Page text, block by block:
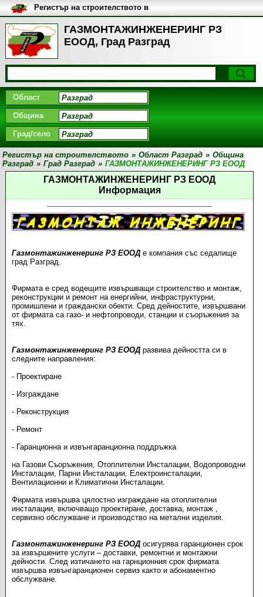
ГАЗМОНТАЖИНЖЕНЕРИНГ РЗ
ЕООД, Град Разград
Регистър на строителството в
България
Област
Община
Град/село
Регистър на строителството » Област Разград » Община
Разград » Град Разград » ГАЗМОНТАЖИНЖЕНЕРИНГ РЗ ЕООД
ГАЗМОНТАЖИНЖЕНЕРИНГ РЗ ЕООД
Информация
Газмонтажинженеринг РЗ ЕООДе компания със седалище
град Разград.
Фирмата е сред водещите извършващи строителство и монтаж,
реконструкции и ремонт на енергийни, инфраструктурни,
промишлени и граждански обекти. Сред дейностите, извършвани
от фирмата са газо- и нефтопроводи, станции и съоръжения за
тях.
Газмонтажинженеринг РЗ ЕООДразвива дейността си в
следните направления:
- Проектиране
- Изграждане
- Реконструкция
- Ремонт
- Гаранционна и извънгаранционна поддръжка
на Газови Съоръжения, Отоплителни Инсталации, Водопроводни
Инсталации, Парни Инсталации, Електроинсталации,
Вентилационни и Климатични Инсталации.
Фирмата извършва цялостно изграждане на отоплителни
инсталации, включващо проектиране, доставка, монтаж ,
сервизно обслужване и производство на метални изделия.
Газмонтажинженеринг РЗ ЕООДосигурява гаранционен срок
за извършените услуги – доставки, ремонтни и монтажни
дейности. След изтичането на гарнционния срок фирмата
извършва извънгаранционен сервиз както и абонаментно
обслужване.